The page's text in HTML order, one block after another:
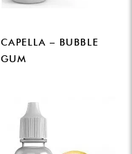
CAPELLA – BUBBLE
GUM